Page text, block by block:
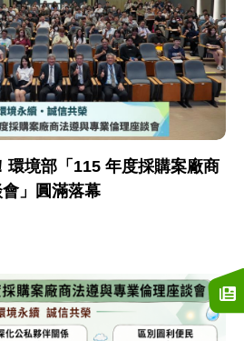
環境部「115 年度採購案廠商
」圓滿落幕